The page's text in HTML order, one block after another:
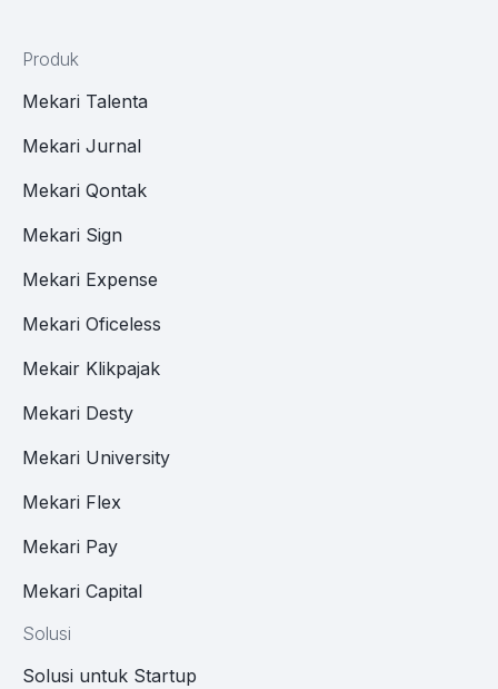
Produk
Mekari Talenta
Mekari Jurnal
Mekari Qontak
Mekari Sign
Mekari Expense
Mekari Oficeless
Mekair Klikpajak
Mekari Desty
Mekari University
Mekari Flex
Mekari Pay
Mekari Capital
Solusi
Solusi untuk Startup